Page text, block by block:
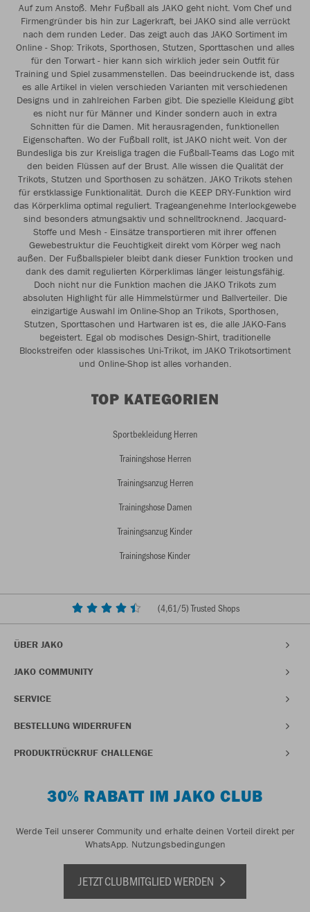
Auf zum Anstoß. Mehr Fußball als JAKO geht nicht. Vom Chef und
Firmengründer bis hin zur Lagerkraft, bei JAKO sind alle verrückt
nach dem runden Leder. Das zeigt auch das JAKO Sortiment im
Online - Shop: Trikots, Sporthosen, Stutzen, Sporttaschen und alles
für den Torwart - hier kann sich wirklich jeder sein Outfit für
Training und Spiel zusammenstellen. Das beeindruckende ist, dass
es alle Artikel in vielen verschieden Varianten mit verschiedenen
Designs und in zahlreichen Farben gibt. Die spezielle Kleidung gibt
es nicht nur für Männer und Kinder sondern auch in extra
Schnitten für die Damen. Mit herausragenden, funktionellen
Eigenschaften. Wo der Fußball rollt, ist JAKO nicht weit. Von der
Bundesliga bis zur Kreisliga tragen die Fußball-Teams das Logo mit
den beiden Flüssen auf der Brust. Alle wissen die Qualität der
Trikots, Stutzen und Sporthosen zu schätzen. JAKO Trikots stehen
für erstklassige Funktionalität. Durch die KEEP DRY-Funktion wird
das Körperklima optimal reguliert. Trageangenehme Interlockgewebe
sind besonders atmungsaktiv und schnelltrocknend. Jacquard-
Stoffe und Mesh - Einsätze transportieren mit ihrer offenen
Gewebestruktur die Feuchtigkeit direkt vom Körper weg nach
außen. Der Fußballspieler bleibt dank dieser Funktion trocken und
dank des damit regulierten Körperklimas länger leistungsfähig.
Doch nicht nur die Funktion machen die JAKO Trikots zum
absoluten Highlight für alle Himmelstürmer und Ballverteiler. Die
einzigartige Auswahl im Online-Shop an Trikots, Sporthosen,
Stutzen, Sporttaschen und Hartwaren ist es, die alle JAKO-Fans
begeistert. Egal ob modisches Design-Shirt, traditionelle
Blockstreifen oder klassisches Uni-Trikot, im JAKO Trikotsortiment
und Online-Shop ist alles vorhanden.
TOP KATEGORIEN
Sportbekleidung Herren
Trainingshose Herren
Trainingsanzug Herren
Trainingshose Damen
Trainingsanzug Kinder
Trainingshose Kinder
(4,61/5) Trusted Shops
ÜBER JAKO
JAKO COMMUNITY
SERVICE
BESTELLUNG WIDERRUFEN
PRODUKTRÜCKRUF CHALLENGE
30% RABATT IM JAKO CLUB
Werde Teil unserer Community und erhalte deinen Vorteil direkt per
WhatsApp. Nutzungsbedingungen
JETZT CLUBMITGLIED WERDEN